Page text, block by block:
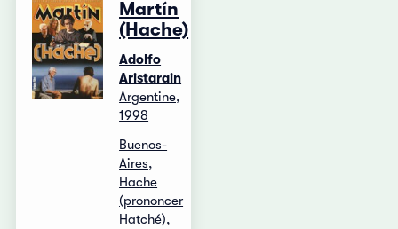
Martín
(Hache)
Adolfo
Aristarain
Argentine,
1998
Buenos-
Aires,
Hache
(prononcer
Hatché),